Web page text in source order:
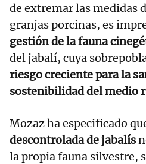
de extremar las medidas
granjas porcinas, es
gestión de la fauna
del jabalí, cuya
riesgo creciente para la
sostenibilidad del medio
Mozaz ha especificado
descontrolada de jabalís
la propia fauna silvestre,